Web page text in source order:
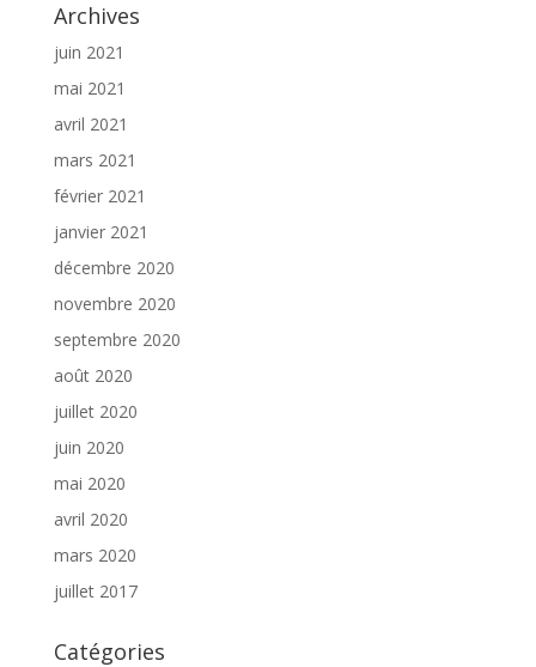
Archives
juin 2021
mai 2021
avril 2021
mars 2021
février 2021
janvier 2021
décembre 2020
novembre 2020
septembre 2020
août 2020
juillet 2020
juin 2020
mai 2020
avril 2020
mars 2020
juillet 2017
Catégories